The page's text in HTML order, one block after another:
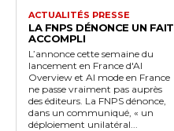
ACTUALITÉS PRESSE
LA FNPS DÉNONCE UN FAIT
ACCOMPLI
L’annonce cette semaine du
lancement en France d'AI
Overview et AI mode en France
ne passe vraiment pas auprès
des éditeurs. La FNPS dénonce,
dans un communiqué, « un
déploiement unilatéral...